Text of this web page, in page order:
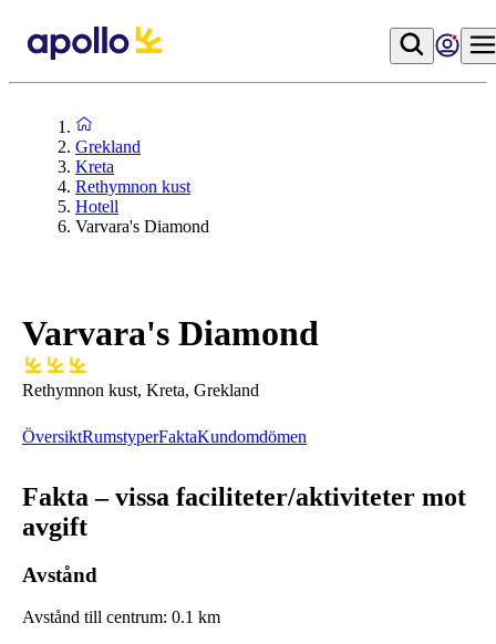
Grekland
Kreta
Rethymnon kust
Hotell
Varvara's Diamond
Varvara's Diamond
Rethymnon kust, Kreta, Grekland
ÖversiktRumstyperFaktaKundomdömen
Fakta – vissa faciliteter/aktiviteter mot
avgift
Avstånd
Avstånd till centrum: 0.1 km